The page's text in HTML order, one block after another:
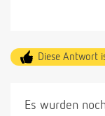
Diese Antwort
Es wurden